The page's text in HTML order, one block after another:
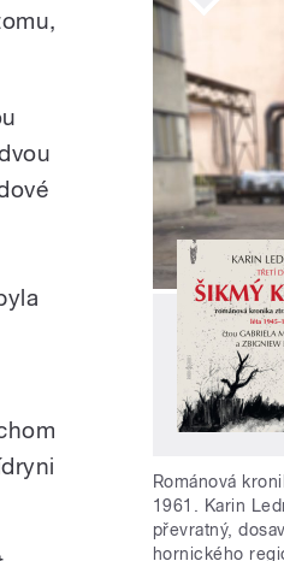
Románová
1961. Karin
převratný,
hornického